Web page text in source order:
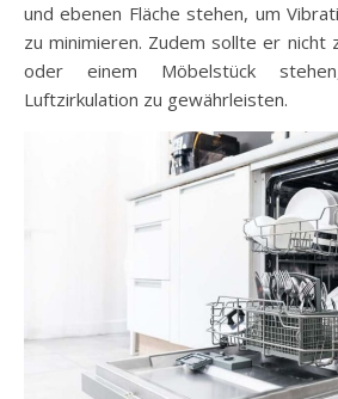
und ebenen Fläche stehen, um
zu minimieren. Zudem sollte er nicht
oder einem Möbelstück
Luftzirkulation zu gewährleisten.